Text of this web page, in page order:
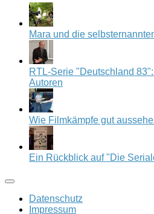
Mara und die
RTL-Serie "Deutschland
Autoren
Wie Filmkämpfe gut
Ein Rückblick auf "Die
Datenschutz
Impressum